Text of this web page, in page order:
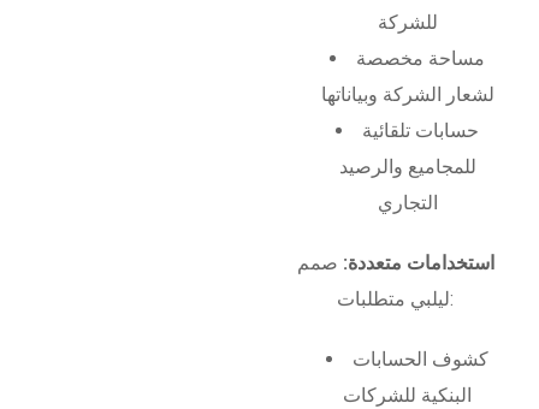
للشركة
مساحة مخصصة
لشعار الشركة وبياناتها
حسابات تلقائية
للمجاميع والرصيد
التجاري
استخدامات متعددة: صمم
ليلبي متطلبات:
كشوف الحسابات
البنكية للشركات